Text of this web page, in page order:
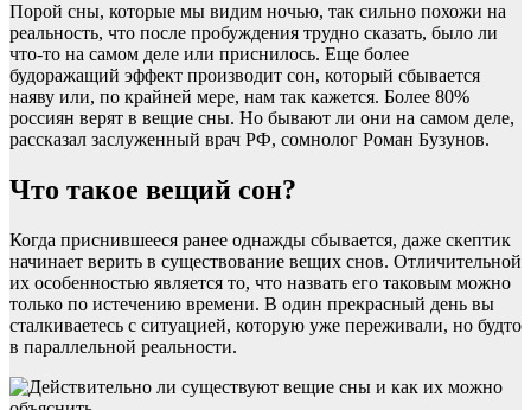
Порой сны, которые мы видим ночью, так сильно похожи на
реальность, что после пробуждения трудно сказать, было ли
что-то на самом деле или приснилось. Еще более
будоражащий эффект производит сон, который сбывается
наяву или, по крайней мере, нам так кажется. Более 80%
россиян верят в вещие сны. Но бывают ли они на самом деле,
рассказал заслуженный врач РФ, сомнолог Роман Бузунов.
Что такое вещий сон?
Когда приснившееся ранее однажды сбывается, даже скептик
начинает верить в существование вещих снов. Отличительной
их особенностью является то, что назвать его таковым можно
только по истечению времени. В один прекрасный день вы
сталкиваетесь с ситуацией, которую уже переживали, но будто
в параллельной реальности.